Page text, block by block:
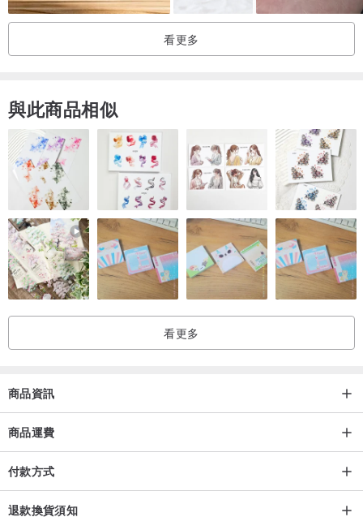
看更多
與此商品相似
看更多
商品資訊
商品運費
付款方式
退款換貨須知